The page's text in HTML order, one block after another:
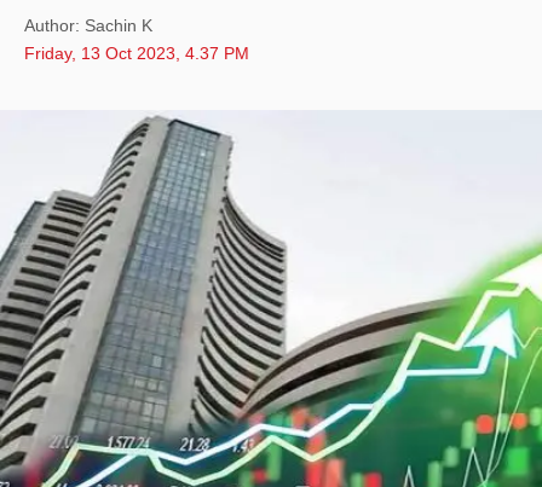
Author: Sachin K
Friday, 13 Oct 2023, 4.37 PM